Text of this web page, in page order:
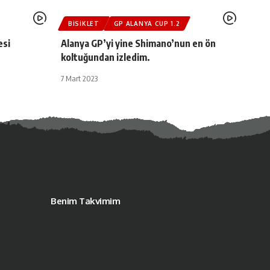
BISIKLET GP ALANYA CUP 1.2
Alanya GP’yi yine Shimano’nun en ön
koltuğundan izledim.
7 Mart 2023
Benim Takvimim